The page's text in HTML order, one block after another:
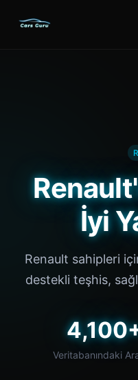
İyi
Renault sahipleri
destekli teşhis,
Veritabanındaki